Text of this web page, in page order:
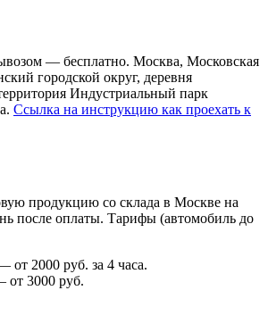
— бесплатно. Москва, Московская
городской округ, деревня
Индустриальный парк
Ссылка на инструкцию как проехать к
продукцию со склада в Москве на
после оплаты. Тарифы (автомобиль до
от 2000 руб. за 4 часа.
от 3000 руб.